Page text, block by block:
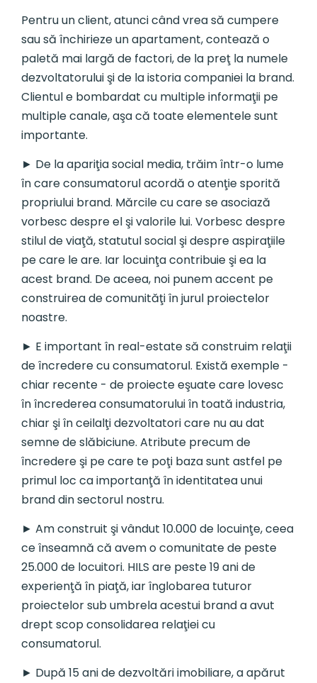
Pentru un client, atunci când vrea să cumpere
sau să închirieze un apartament, contează o
paletă mai largă de factori, de la preţ la numele
dezvoltatorului şi de la istoria companiei la brand.
Clientul e bombardat cu multiple informaţii pe
multiple canale, aşa că toate elementele sunt
importante.
► De la apariţia social media, trăim într-o lume
în care consumatorul acordă o atenţie sporită
propriului brand. Mărcile cu care se asociază
vorbesc despre el şi valorile lui. Vorbesc despre
stilul de viaţă, statutul social şi despre aspiraţiile
pe care le are. Iar locuinţa contribuie şi ea la
acest brand. De aceea, noi punem accent pe
construirea de comunităţi în jurul proiectelor
noastre.
► E important în real-estate să construim relaţii
de încredere cu consumatorul. Există exemple -
chiar recente - de proiecte eşuate care lovesc
în încrederea consumatorului în toată industria,
chiar şi în ceilalţi dezvoltatori care nu au dat
semne de slăbiciune. Atribute precum de
încredere şi pe care te poţi baza sunt astfel pe
primul loc ca importanţă în identitatea unui
brand din sectorul nostru.
► Am construit şi vândut 10.000 de locuinţe, ceea
ce înseamnă că avem o comunitate de peste
25.000 de locuitori. HILS are peste 19 ani de
experienţă în piaţă, iar înglobarea tuturor
proiectelor sub umbrela acestui brand a avut
drept scop consolidarea relaţiei cu
consumatorul.
► După 15 ani de dezvoltări imobiliare, a apărut